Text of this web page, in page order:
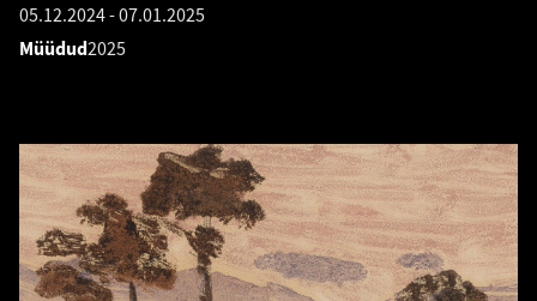
05.12.2024-07.01.2025
Müüdud2025